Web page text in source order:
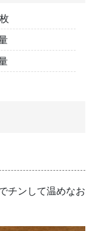
チンして温めなお